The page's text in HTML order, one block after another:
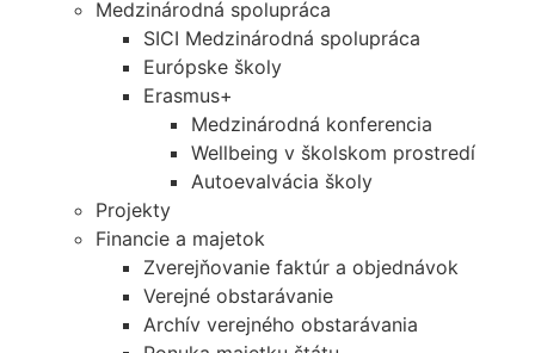
Medzinárodná spolupráca
SICI Medzinárodná spolupráca
Európske školy
Erasmus+
Medzinárodná konferencia
Wellbeing v školskom prostredí
Autoevalvácia školy
Projekty
Financie a majetok
Zverejňovanie faktúr a objednávok
Verejné obstarávanie
Archív verejného obstarávania